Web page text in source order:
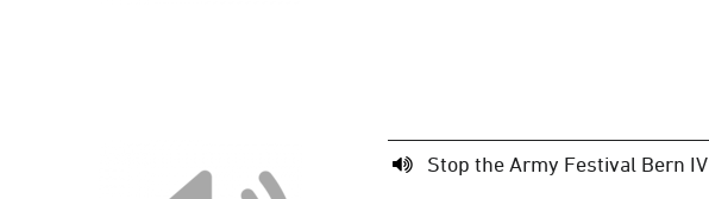
Stop the Army Festival Bern IV